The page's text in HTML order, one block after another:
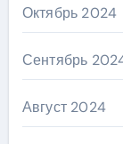
Октябрь 2024
Сентябрь
Август 2024